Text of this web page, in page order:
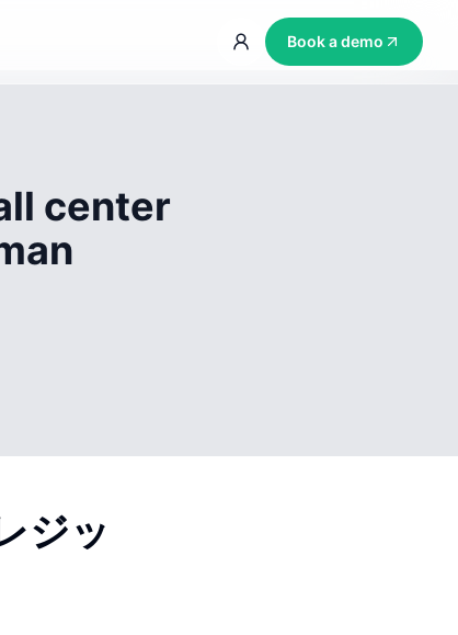
Book a demo
center
ジッ